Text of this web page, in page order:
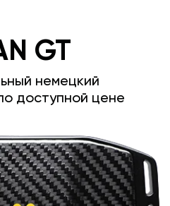
GT
немецкий
доступной цене